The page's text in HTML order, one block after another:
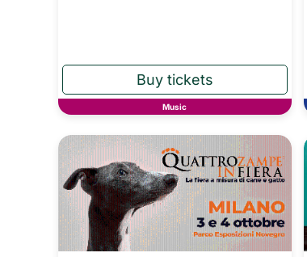
Music